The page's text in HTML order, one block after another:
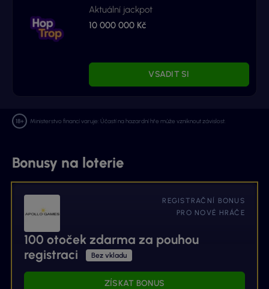
Aktuální jackpot
10 000 000 Kč
VSADIT SI
Ministerstvo financí varuje: Účastí na hazardní hře může vzniknout závislost.
Bonusy na loterie
REGISTRAČNÍ BONUS
PRO NOVÉ HRÁČE
100 otoček zdarma za pouhou
registraci
Bez vkladu
ZÍSKAT BONUS